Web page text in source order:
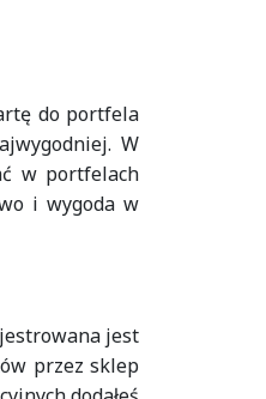
do portfela
W
w portfelach
i wygoda w
jest
przez sklep